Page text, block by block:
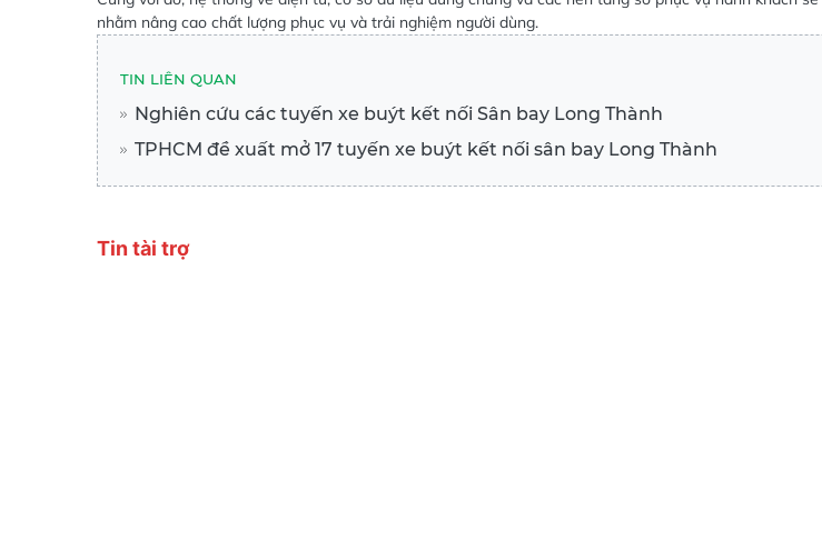
nhằm nâng cao chất lượng phục vụ và trải nghiệm người dùng.
TIN LIÊN QUAN
Nghiên cứu các tuyến xe buýt kết nối Sân bay Long Thành
TPHCM đề xuất mở 17 tuyến xe buýt kết nối sân bay Long Thành